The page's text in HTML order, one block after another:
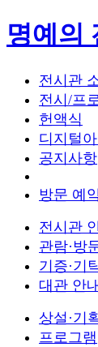
명예의
전시관
전시/프
헌액식
디지털
공지사항
방문 예
전시관
관람·방
기증·기
대관 안
상설·기
프로그램